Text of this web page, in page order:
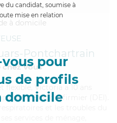
du candidat, soumise à
mise en relation
pour
de profils
domicile
Pontchartrain
Vous
flexible, Victoria a 10 ans
d'Etat d'infirmier (DEI).